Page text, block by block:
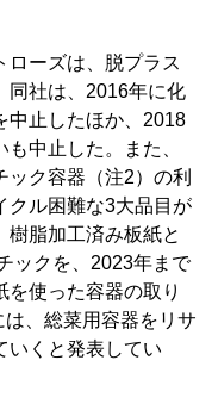
ローズは、脱プラス
同社は、2016年に化
中止したほか、2018
中止した。また、
ク容器（注2）の利
クル困難な3大品目が
樹脂加工済み板紙と
ックを、2023年まで
使った容器の取り
、総菜用容器をリサ
いくと発表してい